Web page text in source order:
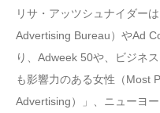
リサ・アッツシュナイダー
Advertising Bureau）やAd
り、Adweek 50や、ビジネ
も影響力のある女性（Most
Advertising）」、ニューヨ